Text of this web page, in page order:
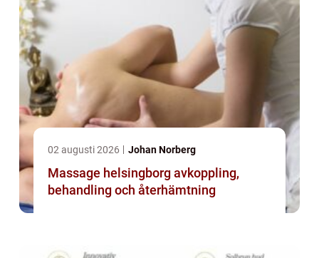
02 augusti 2026 Johan Norberg
Massage helsingborg avkoppling,
behandling och återhämtning